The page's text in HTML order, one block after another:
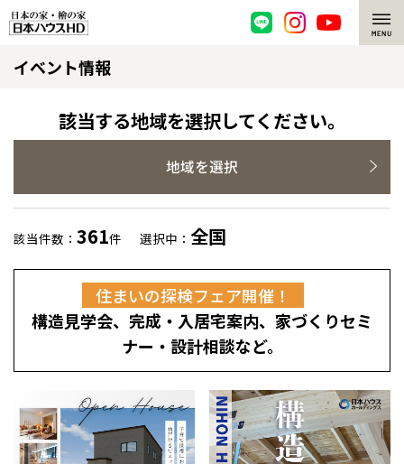
脱炭素・檜の家
環境にやさしい、脱炭素社会の住宅
耐震構造
高耐久住宅
高断熱・高気密の家
エネルギー自給自足
感謝訪問・長期保証
選ばれる理由
檜の魅力 トップ
檜と日本人
1000年を超えて生きる檜
知られざる檜の効果・作用
理想の木材「檜」
注文住宅
グレートステージ
平屋の家
リフォーム トップ
選ばれる理由
賃貸併用住宅のメリット
分譲住宅・土地
イベント情報
該当する地域を選択してください。
地域を選択
該当件数： 361件 選択中： 全国
住まいの探検フェア開催！
構造見学会、完成・入居宅案内、家づくりセミ
ナー・設計相談など。